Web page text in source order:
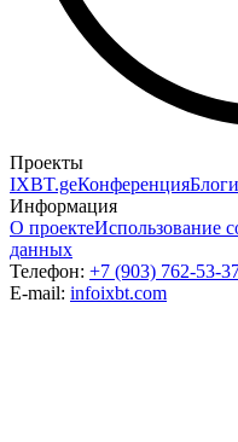
Проекты
IXBT.geКонференцияБлоги
Информация
О проектеИспользование
данных
Телефон: +7 (903) 762-53-
E-mail: infoixbt.com